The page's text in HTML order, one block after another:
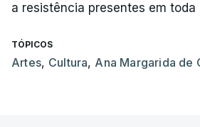
a resistência presentes em toda
TÓPICOS
Artes, Cultura, Ana Margarida de